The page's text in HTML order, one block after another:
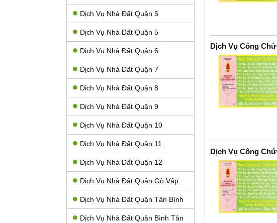
Dịch Vụ Nhà Đất Quận 5
Dịch Vụ Nhà Đất Quận 5
Dịch Vụ Nhà Đất Quận 6
Dịch Vụ Nhà Đất Quận 7
Dịch Vụ Nhà Đất Quận 8
Dịch Vụ Nhà Đất Quận 9
Dịch Vụ Nhà Đất Quận 10
Dịch Vụ Nhà Đất Quận 11
Dịch Vụ Nhà Đất Quận 12
Dịch Vụ Nhà Đất Quận Gò Vấp
Dịch Vụ Nhà Đất Quận Tân Bình
Dịch Vụ Nhà Đất Quận Bình Tân
Dịch Vụ Công
Dịch Vụ Công